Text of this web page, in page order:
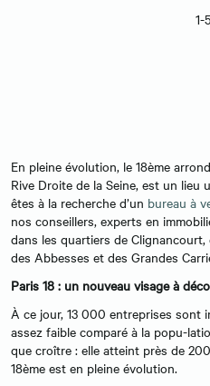
1-5
En pleine évolution, le 18ème
Rive Droite de la Seine, est un lieu
êtes à la recherche d’un bureau à
nos conseillers, experts en
dans les quartiers de Clignancourt,
des Abbesses et des Grandes
Paris 18 : un nouveau visage à
À ce jour, 13 000 entreprises sont
assez faible comparé à la popu-
que croître : elle atteint près de
18ème est en pleine évolution.